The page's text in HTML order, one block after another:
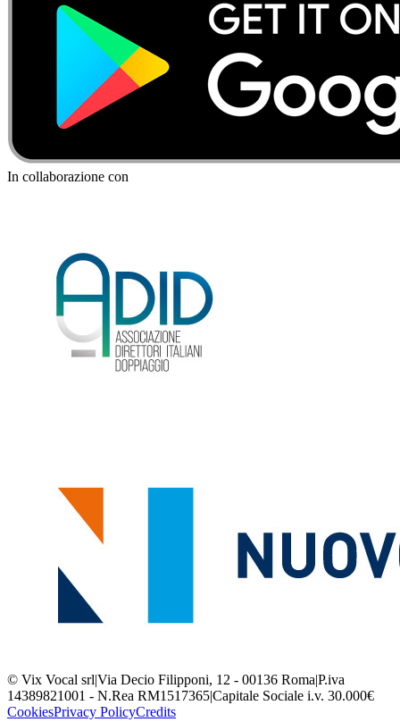
In collaborazione con
© Vix Vocal srlVia Decio Filipponi, 12 - 00136 RomaP.iva
14389821001 - N.Rea RM1517365Capitale Sociale i.v. 30.000€
CookiesPrivacy PolicyCredits